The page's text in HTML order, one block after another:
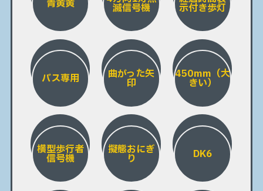
青黄黄 滅信号機 示付き歩灯
バス専用 曲がった矢
印
450mm（大
きい）
横型歩行者
信号機
擬態おにぎ
り DK6